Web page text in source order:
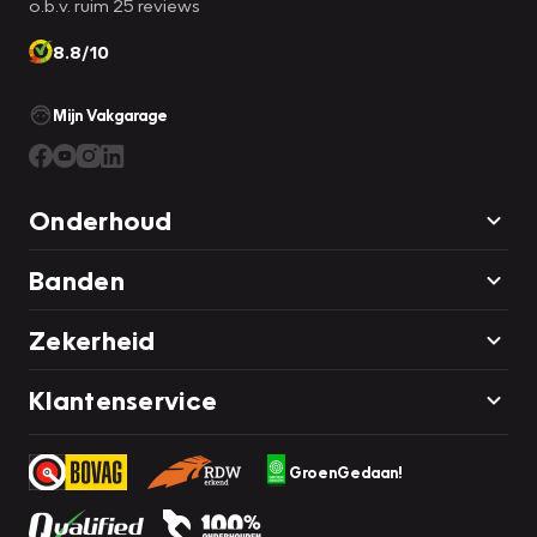
8.8/10
Mijn Vakgarage
Onderhoud
Banden
Zekerheid
Klantenservice
GroenGedaan!